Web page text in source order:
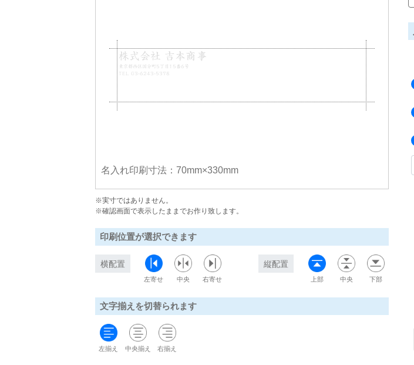
株式会社 吉本商事
東京都西区国分町5丁目15番6号
TEL 03-6243-5378
名入れ印刷寸法：70mm×330mm
※実寸ではありません。
※確認画面で表示したままでお作り致します。
印刷位置が選択できます
横配置
左寄せ 中央 右寄せ
縦配置
上部 中央 下部
文字揃えを切替られます
左揃え 中央揃え 右揃え